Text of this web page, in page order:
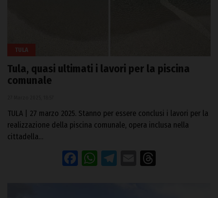
TULA
Tula, quasi ultimati i lavori per la piscina
comunale
TULA | 27 marzo 2025. Stanno per essere conclusi i lavori per la
realizzazione della piscina comunale, opera inclusa nella
cittadella…
Facebook
WhatsApp
Telegram
Email